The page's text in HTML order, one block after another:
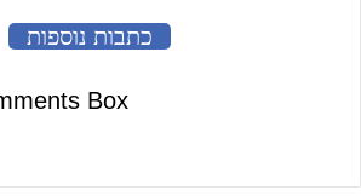
כתבות נוספות
Box